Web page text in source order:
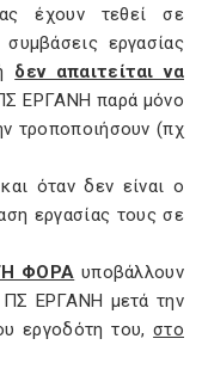
έχουν τεθεί σε
εργασίας
δεν απαιτείται να
ΕΡΓΑΝΗ παρά μόνο
τροποποιήσουν (πχ
και όταν δεν είναι ο
εργασίας τους σε
ΦΟΡΑ υποβάλλουν
ΕΡΓΑΝΗ μετά την
εργοδότη του,στο